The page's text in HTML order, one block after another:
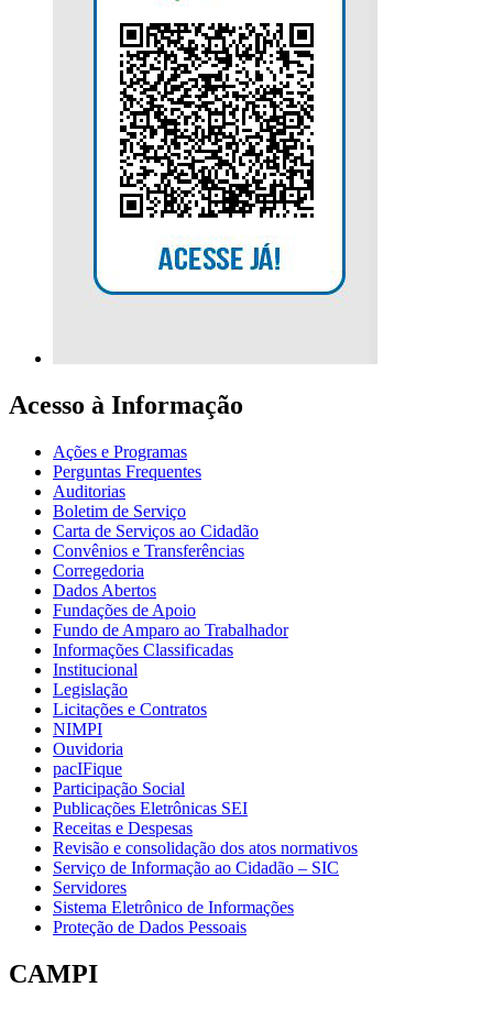
Acesso à Informação
Ações e Programas
Perguntas Frequentes
Auditorias
Boletim de Serviço
Carta de Serviços ao Cidadão
Convênios e Transferências
Corregedoria
Dados Abertos
Fundações de Apoio
Fundo de Amparo ao Trabalhador
Informações Classificadas
Institucional
Legislação
Licitações e Contratos
NIMPI
Ouvidoria
pacIFique
Participação Social
Publicações Eletrônicas SEI
Receitas e Despesas
Revisão e consolidação dos atos normativos
Serviço de Informação ao Cidadão – SIC
Servidores
Sistema Eletrônico de Informações
Proteção de Dados Pessoais
CAMPI